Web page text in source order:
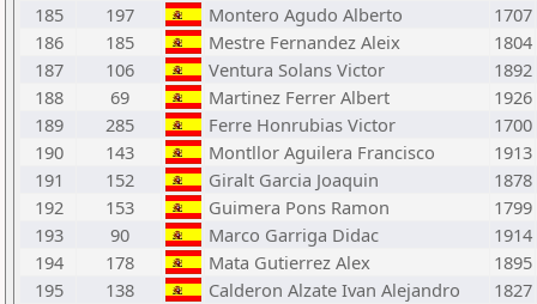
185
197 Montero Agudo Alberto
1707
186
185 Mestre Fernandez Aleix
1804
187
106 Ventura Solans Victor
1892
188
69 Martinez Ferrer Albert
1926
189
285 Ferre Honrubias Victor
1700
190
143 Montllor Aguilera Francisco
1913
191
152 Giralt Garcia Joaquin
1878
192
153 Guimera Pons Ramon
1799
193
90 Marco Garriga Didac
1914
194
178 Mata Gutierrez Alex
1895
195
138 Calderon Alzate Ivan Alejandro
1827